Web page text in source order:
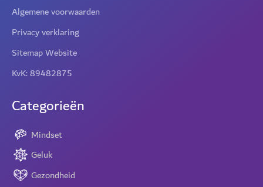
Algemene voorwaarden
Privacy verklaring
Sitemap Website
KvK: 89482875
Categorieën
Mindset
Geluk
Gezondheid